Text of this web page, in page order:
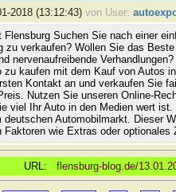
2018 (13:12:43) von User:
Flensburg Suchen Sie nach einer
zu verkaufen? Wollen Sie das
nervenaufreibende
zu kaufen mit dem Kauf von Autos
Kontakt an und verkaufen Sie
Nutzen Sie unseren Online-
viel Ihr Auto in den Medien wert
deutschen Automobilmarkt. Dieser
Faktoren wie Extras oder optionales
URL: flensburg-blog.de/